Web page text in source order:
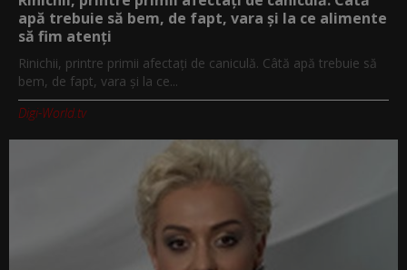
apă trebuie să bem, de fapt, vara și la ce alimente
să fim atenți
Rinichii, printre primii afectați de caniculă. Câtă apă trebuie să
bem, de fapt, vara și la ce...
Digi-World.tv